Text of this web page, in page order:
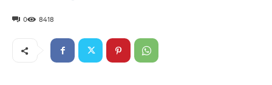
0 8418